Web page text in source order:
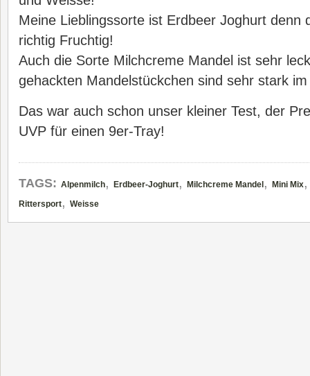
Meine Lieblingssorte ist Erdbeer Joghurt denn
richtig Fruchtig!
Auch die Sorte Milchcreme Mandel ist sehr
gehackten Mandelstückchen sind sehr stark
Das war auch schon unser kleiner Test, der
UVP für einen 9er-Tray!
TAGS: Alpenmilch, Erdbeer-Joghurt, Milchcreme Mandel , Mini Mix
Rittersport, Weisse